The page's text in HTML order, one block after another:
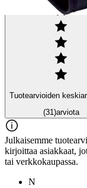
Tuotearvioiden
(31)arviota
Julkaisemme
kirjoittaa asiakkaat,
tai verkkokaupassa.
N